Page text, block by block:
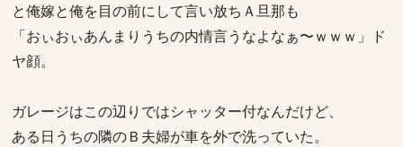
と俺嫁と俺を目の前にして言い放ちＡ旦那も
「おぃおぃあんまりうちの内情言うなよなぁ〜ｗｗｗ」ド
ヤ顔。
ガレージはこの辺りではシャッター付なんだけど、
ある日うちの隣のＢ夫婦が車を外で洗っていた。